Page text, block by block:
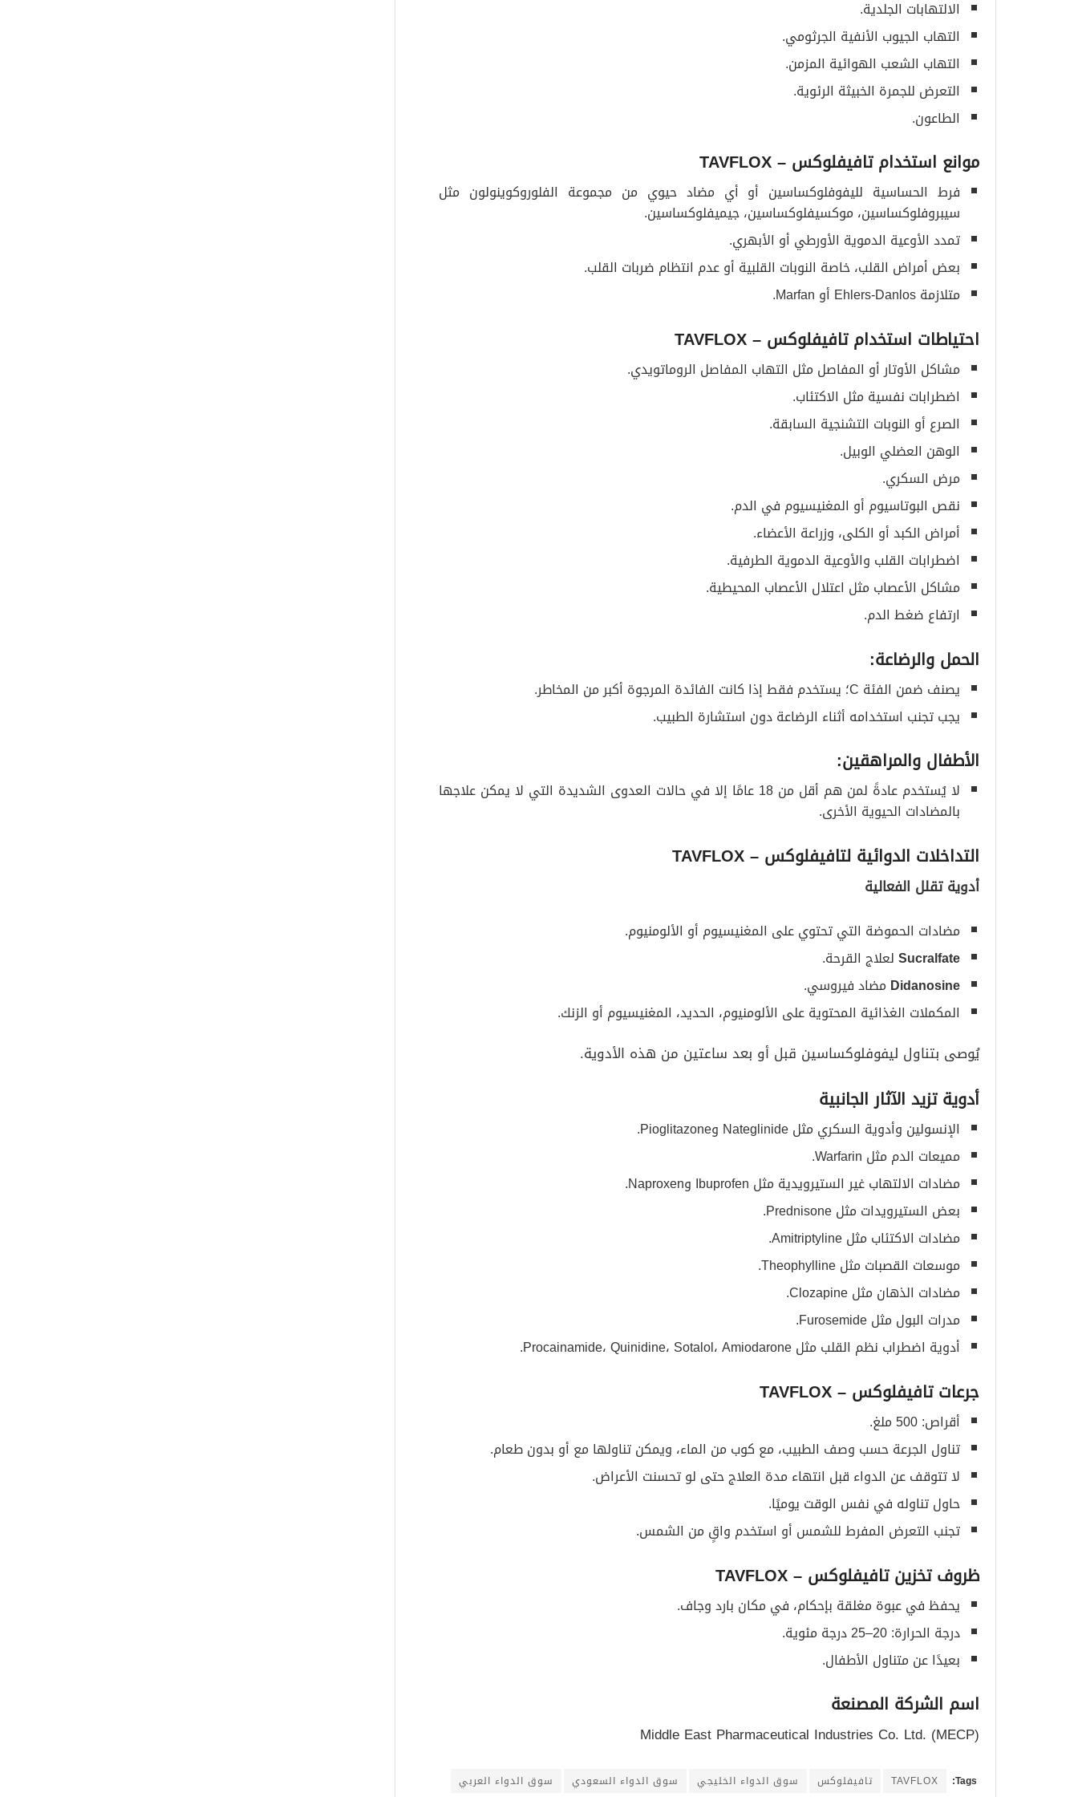
الالتهابات الجلدية.
التهاب الجيوب الأنفية الجرثومي.
التهاب الشعب الهوائية المزمن.
التعرض للجمرة الخبيثة الرئوية.
الطاعون.
موانع استخدام تافيفلوكس – TAVFLOX
فرط الحساسية لليفوفلوكساسين أو أي مضاد حيوي من مجموعة الفلوروكوينولون مثل
سيبروفلوكساسين، موكسيفلوكساسين، جيميفلوكساسين.
تمدد الأوعية الدموية الأورطي أو الأبهري.
بعض أمراض القلب، خاصة النوبات القلبية أو عدم انتظام ضربات القلب.
متلازمة Ehlers-Danlos أو Marfan.
احتياطات استخدام تافيفلوكس – TAVFLOX
مشاكل الأوتار أو المفاصل مثل التهاب المفاصل الروماتويدي.
اضطرابات نفسية مثل الاكتئاب.
الصرع أو النوبات التشنجية السابقة.
الوهن العضلي الوبيل.
مرض السكري.
نقص البوتاسيوم أو المغنيسيوم في الدم.
أمراض الكبد أو الكلى، وزراعة الأعضاء.
اضطرابات القلب والأوعية الدموية الطرفية.
مشاكل الأعصاب مثل اعتلال الأعصاب المحيطية.
ارتفاع ضغط الدم.
الحمل والرضاعة:
يصنف ضمن الفئة C؛ يستخدم فقط إذا كانت الفائدة المرجوة أكبر من المخاطر.
يجب تجنب استخدامه أثناء الرضاعة دون استشارة الطبيب.
الأطفال والمراهقين:
لا يُستخدم عادةً لمن هم أقل من 18 عامًا إلا في حالات العدوى الشديدة التي لا يمكن علاجها
بالمضادات الحيوية الأخرى.
التداخلات الدوائية لتافيفلوكس – TAVFLOX
أدوية تقلل الفعالية
مضادات الحموضة التي تحتوي على المغنيسيوم أو الألومنيوم.
Sucralfateلعلاج القرحة.
Didanosine مضاد فيروسي.
المكملات الغذائية المحتوية على الألومنيوم، الحديد، المغنيسيوم أو الزنك.
يُوصى بتناول ليفوفلوكساسين قبل أو بعد ساعتين من هذه الأدوية.
أدوية تزيد الآثار الجانبية
الإنسولين وأدوية السكري مثل Nateglinide وPioglitazone.
مميعات الدم مثل Warfarin.
مضادات الالتهاب غير الستيرويدية مثل Ibuprofen وNaproxen.
بعض الستيرويدات مثل Prednisone.
مضادات الاكتئاب مثل Amitriptyline.
موسعات القصبات مثل Theophylline.
مضادات الذهان مثل Clozapine.
مدرات البول مثل Furosemide.
أدوية اضطراب نظم القلب مثل Procainamide، Quinidine، Sotalol، Amiodarone.
جرعات تافيفلوكس – TAVFLOX
أقراص: 500 ملغ.
تناول الجرعة حسب وصف الطبيب، مع كوب من الماء، ويمكن تناولها مع أو بدون طعام.
لا تتوقف عن الدواء قبل انتهاء مدة العلاج حتى لو تحسنت الأعراض.
حاول تناوله في نفس الوقت يوميًا.
تجنب التعرض المفرط للشمس أو استخدم واقٍ من الشمس.
ظروف تخزين تافيفلوكس – TAVFLOX
يحفظ في عبوة مغلقة بإحكام، في مكان بارد وجاف.
درجة الحرارة: 20–25 درجة مئوية.
بعيدًا عن متناول الأطفال.
اسم الشركة المصنعة
Middle East Pharmaceutical Industries Co. Ltd. (MECP)
Tags:
TAVFLOX تافيفلوكس سوق الدواء الخليجي سوق الدواء السعودي سوق الدواء العربي